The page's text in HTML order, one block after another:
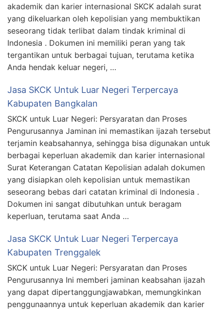
akademik dan karier internasional SKCK adalah surat
yang dikeluarkan oleh kepolisian yang membuktikan
seseorang tidak terlibat dalam tindak kriminal di
Indonesia . Dokumen ini memiliki peran yang tak
tergantikan untuk berbagai tujuan, terutama ketika
Anda hendak keluar negeri, …
Jasa SKCK Untuk Luar Negeri Terpercaya
Kabupaten Bangkalan
SKCK untuk Luar Negeri: Persyaratan dan Proses
Pengurusannya Jaminan ini memastikan ijazah tersebut
terjamin keabsahannya, sehingga bisa digunakan untuk
berbagai keperluan akademik dan karier internasional
Surat Keterangan Catatan Kepolisian adalah dokumen
yang disiapkan oleh kepolisian untuk memastikan
seseorang bebas dari catatan kriminal di Indonesia .
Dokumen ini sangat dibutuhkan untuk beragam
keperluan, terutama saat Anda …
Jasa SKCK Untuk Luar Negeri Terpercaya
Kabupaten Trenggalek
SKCK untuk Luar Negeri: Persyaratan dan Proses
Pengurusannya Ini memberi jaminan keabsahan ijazah
yang dapat dipertanggungjawabkan, memungkinkan
penggunaannya untuk keperluan akademik dan karier